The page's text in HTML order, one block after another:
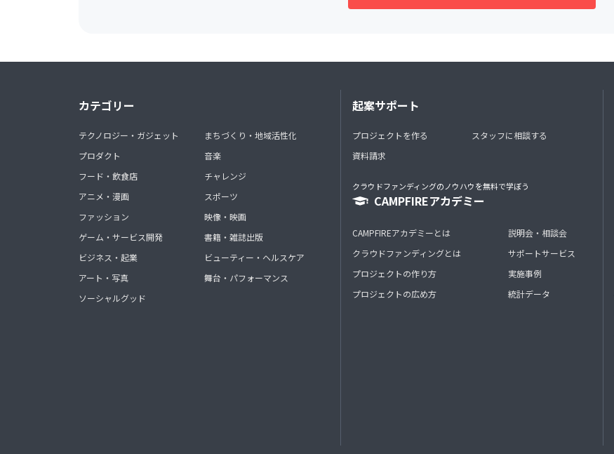
カテゴリー
テクノロジー・ガジェット
プロダクト
フード・飲食店
アニメ・漫画
ファッション
ゲーム・サービス開発
ビジネス・起業
アート・写真
ソーシャルグッド
まちづくり・地域活性化
音楽
チャレンジ
スポーツ
映像・映画
書籍・雑誌出版
ビューティー・ヘルスケア
舞台・パフォーマンス
起案サポート
プロジェクトを作る
資料請求
スタッフに相談する
クラウドファンディングのノウハウを無料で学ぼう
CAMPFIREアカデミー
CAMPFIREアカデミーとは
クラウドファンディングとは
プロジェクトの作り方
プロジェクトの広め方
説明会・相談会
サポートサービス
実施事例
統計データ